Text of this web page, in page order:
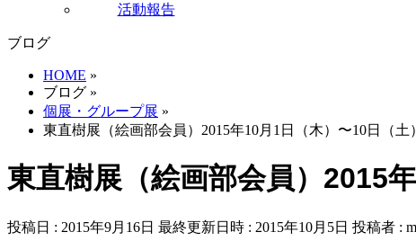
活動報告
ブログ
HOME »
ブログ »
個展・グループ展 »
東直樹展（絵画部会員）2015年10月1日（木）〜10日（土）
東直樹展（絵画部会員）2015
投稿日 : 2015年9月16日 最終更新日時 : 2015年10月5日 投稿者 :